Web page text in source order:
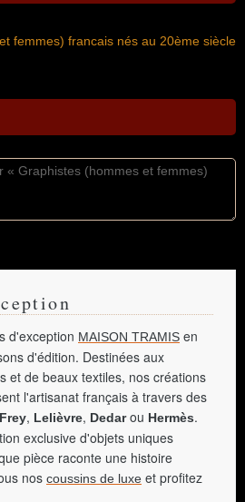
femmes) francais nés au 20ème siècle
d'exception MAISON TRAMIS en
d'édition. Destinées aux
et de beaux textiles, nos créations
l'artisanat français à travers des
, Lelièvre, Dedarou Hermès.
exclusive d'objets uniques
pièce raconte une histoire
nos coussins de luxe et profitez